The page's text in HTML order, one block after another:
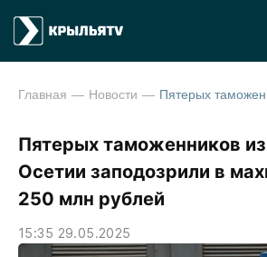
Главная Новости
Пятерых таможенников
Осетии заподозрили в
250 млн рублей
15:35 29.05.2025